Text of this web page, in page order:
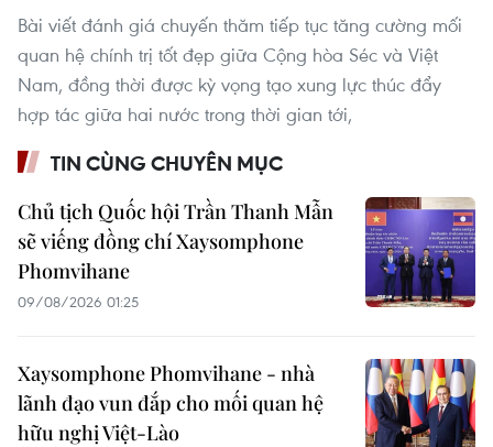
Bài viết đánh giá chuyến thăm tiếp tục tăng cường mối
quan hệ chính trị tốt đẹp giữa Cộng hòa Séc và Việt
Nam, đồng thời được kỳ vọng tạo xung lực thúc đẩy
hợp tác giữa hai nước trong thời gian tới,
TIN CÙNG CHUYÊN MỤC
Chủ tịch Quốc hội Trần Thanh Mẫn
sẽ viếng đồng chí Xaysomphone
Phomvihane
09/08/2026 01:25
Xaysomphone Phomvihane - nhà
lãnh đạo vun đắp cho mối quan hệ
hữu nghị Việt-Lào